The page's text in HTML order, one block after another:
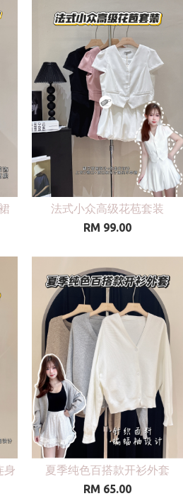
法式小众高级花苞套装
RM 99.00
身
夏季纯色百搭款开衫外套
RM 65.00